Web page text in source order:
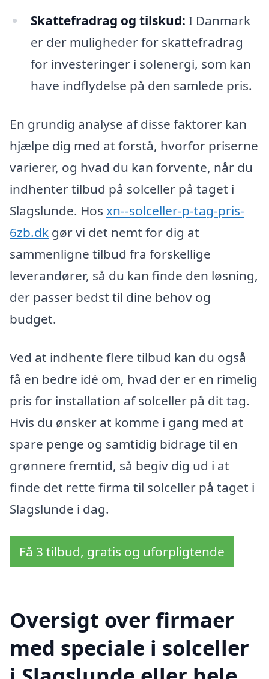
Skattefradrag og tilskud: I Danmark
er der muligheder for skattefradrag
for investeringer i solenergi, som kan
have indflydelse på den samlede pris.
En grundig analyse af disse faktorer kan
hjælpe dig med at forstå, hvorfor priserne
varierer, og hvad du kan forvente, når du
indhenter tilbud på solceller på taget i
Slagslunde. Hos xn--solceller-p-tag-pris-
6zb.dk gør vi det nemt for dig at
sammenligne tilbud fra forskellige
leverandører, så du kan finde den løsning,
der passer bedst til dine behov og
budget.
Ved at indhente flere tilbud kan du også
få en bedre idé om, hvad der er en rimelig
pris for installation af solceller på dit tag.
Hvis du ønsker at komme i gang med at
spare penge og samtidig bidrage til en
grønnere fremtid, så begiv dig ud i at
finde det rette firma til solceller på taget i
Slagslunde i dag.
Få 3 tilbud, gratis og uforpligtende
Oversigt over firmaer
med speciale i solceller